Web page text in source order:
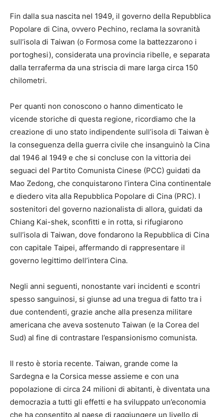
Fin dalla sua nascita nel 1949, il governo della Repubblica
Popolare di Cina, ovvero Pechino, reclama la sovranità
sull’isola di Taiwan (o Formosa come la battezzarono i
portoghesi), considerata una provincia ribelle, e separata
dalla terraferma da una striscia di mare larga circa 150
chilometri.
Per quanti non conoscono o hanno dimenticato le
vicende storiche di questa regione, ricordiamo che la
creazione di uno stato indipendente sull’isola di Taiwan è
la conseguenza della guerra civile che insanguinò la Cina
dal 1946 al 1949 e che si concluse con la vittoria dei
seguaci del Partito Comunista Cinese (PCC) guidati da
Mao Zedong, che conquistarono l’intera Cina continentale
e diedero vita alla Repubblica Popolare di Cina (PRC). I
sostenitori del governo nazionalista di allora, guidati da
Chiang Kai-shek, sconfitti e in rotta, si rifugiarono
sull’isola di Taiwan, dove fondarono la Repubblica di Cina
con capitale Taipei, affermando di rappresentare il
governo legittimo dell’intera Cina.
Negli anni seguenti, nonostante vari incidenti e scontri
spesso sanguinosi, si giunse ad una tregua di fatto tra i
due contendenti, grazie anche alla presenza militare
americana che aveva sostenuto Taiwan (e la Corea del
Sud) al fine di contrastare l’espansionismo comunista.
Il resto è storia recente. Taiwan, grande come la
Sardegna e la Corsica messe assieme e con una
popolazione di circa 24 milioni di abitanti, è diventata una
democrazia a tutti gli effetti e ha sviluppato un’economia
che ha consentito al paese di raggiungere un livello di